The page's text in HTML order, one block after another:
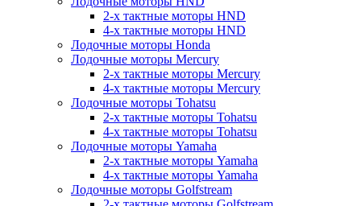
2-х тактные моторы HND
4-х тактные моторы HND
Лодочные моторы Honda
Лодочные моторы Mercury
2-х тактные моторы Mercury
4-х тактные моторы Mercury
Лодочные моторы Tohatsu
2-х тактные моторы Tohatsu
4-х тактные моторы Tohatsu
Лодочные моторы Yamaha
2-х тактные моторы Yamaha
4-х тактные моторы Yamaha
Лодочные моторы Golfstream